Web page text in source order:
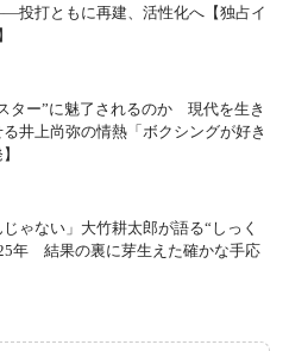
投打ともに再建、活性化へ【独占イ
ター”に魅了されるのか 現代を生き
井上尚弥の情熱「ボクシングが好き
じゃない」大竹耕太郎が語る“しっく
年 結果の裏に芽生えた確かな手応